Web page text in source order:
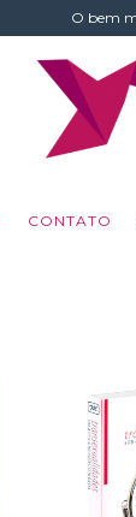
O bem
CONTATO